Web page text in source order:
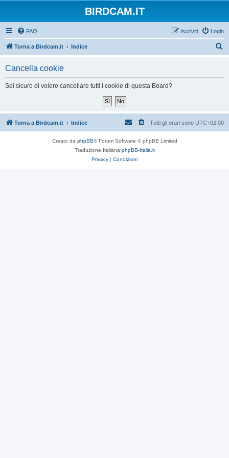
BIRDCAM.IT
FAQ Login
Iscriviti
Torna a Birdcam.it Indice
Cancella cookie
Sei sicuro di volere cancellare tutti i cookie di questa Board?
Torna a Birdcam.it Indice Tutti gli orari sono UTC+02:00
Creato da phpBB® Forum Software © phpBB Limited
Traduzione Italiana phpBB-Italia.it
Privacy | Condizioni